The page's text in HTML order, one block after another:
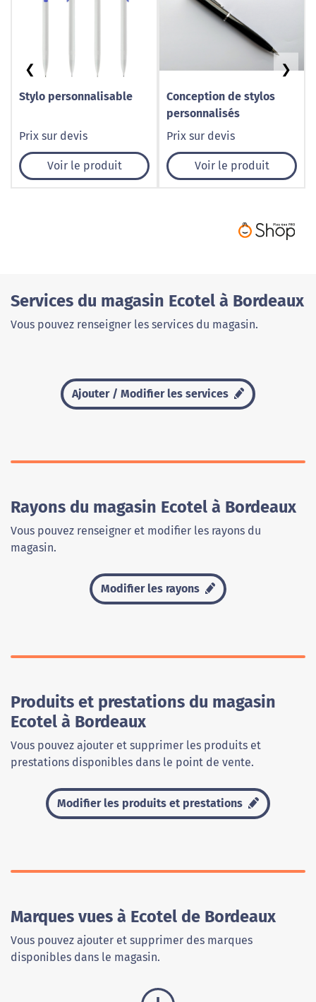
Stylo personnalisable
Prix sur devis
Voir le produit
Conception de stylos
personnalisés
Prix sur devis
Voir le produit
❮ ❯
Services du magasin Ecotel à Bordeaux
Vous pouvez renseigner les services du magasin.
Ajouter / Modifier les services
Rayons du magasin Ecotel à Bordeaux
Vous pouvez renseigner et modifier les rayons du
magasin.
Modifier les rayons
Produits et prestations du magasin
Ecotel à Bordeaux
Vous pouvez ajouter et supprimer les produits et
prestations disponibles dans le point de vente.
Modifier les produits et prestations
Marques vues à Ecotel de Bordeaux
Vous pouvez ajouter et supprimer des marques
disponibles dans le magasin.